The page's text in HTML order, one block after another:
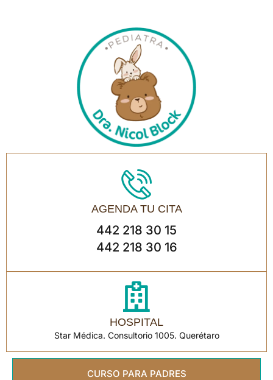
AGENDA TU CITA
442 218 30 15
442 218 30 16
HOSPITAL
Star Médica. Consultorio 1005. Querétaro
CURSO PARA PADRES